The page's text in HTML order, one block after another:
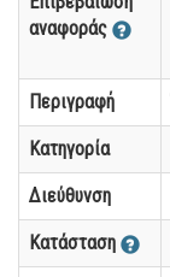
αναφοράς
Περιγραφή
Κατηγορία
Διεύθυνση
Κατάσταση